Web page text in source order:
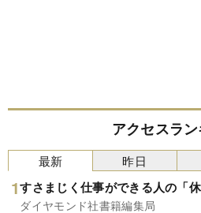
アクセスラ
最新
すさまじく仕事ができる人の「
ダイヤモンド社書籍編集局
昨日